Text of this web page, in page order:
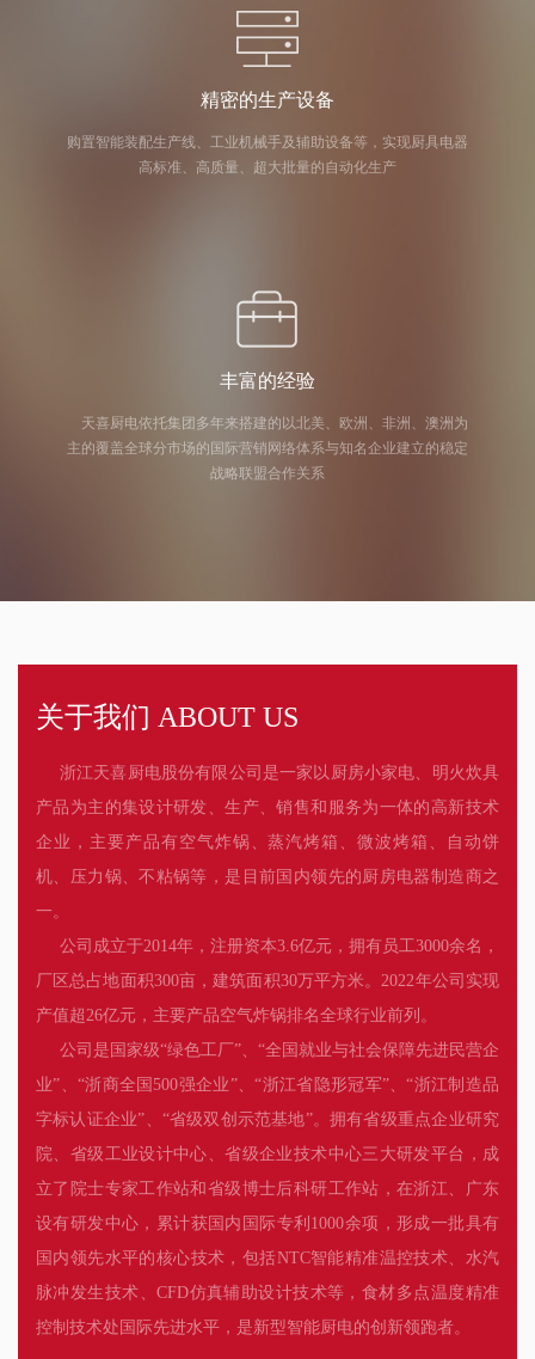
精密的生产设备
购置智能装配生产线、工业机械手及辅助设备等，实现厨具电器
高标准、高质量、超大批量的自动化生产
丰富的经验
天喜厨电依托集团多年来搭建的以北美、欧洲、非洲、澳洲为
主的覆盖全球分市场的国际营销网络体系与知名企业建立的稳定
战略联盟合作关系
关于我们 ABOUT US
浙江天喜厨电股份有限公司是一家以厨房小家电、明火炊具
产品为主的集设计研发、生产、销售和服务为一体的高新技术
企业，主要产品有空气炸锅、蒸汽烤箱、微波烤箱、自动饼
机、压力锅、不粘锅等，是目前国内领先的厨房电器制造商之
一。
公司成立于2014年，注册资本3.6亿元，拥有员工3000余名，
厂区总占地面积300亩，建筑面积30万平方米。2022年公司实现
产值超26亿元，主要产品空气炸锅排名全球行业前列。
公司是国家级“绿色工厂”、“全国就业与社会保障先进民营企
业”、“浙商全国500强企业”、“浙江省隐形冠军”、“浙江制造品
字标认证企业”、“省级双创示范基地”。拥有省级重点企业研究
院、省级工业设计中心、省级企业技术中心三大研发平台，成
立了院士专家工作站和省级博士后科研工作站，在浙江、广东
设有研发中心，累计获国内国际专利1000余项，形成一批具有
国内领先水平的核心技术，包括NTC智能精准温控技术、水汽
脉冲发生技术、CFD仿真辅助设计技术等，食材多点温度精准
控制技术处国际先进水平，是新型智能厨电的创新领跑者。